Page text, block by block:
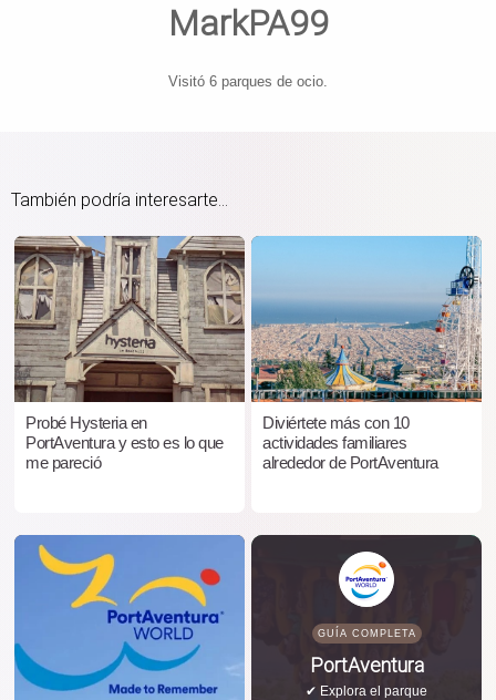
MarkPA99
Visitó 6 parques de ocio.
También podría interesarte...
Probé Hysteria en
PortAventura y esto es lo que
me pareció
Diviértete más con 10
actividades familiares
alrededor de PortAventura
GUÍA COMPLETA
PortAventura
✔ Explora el parque